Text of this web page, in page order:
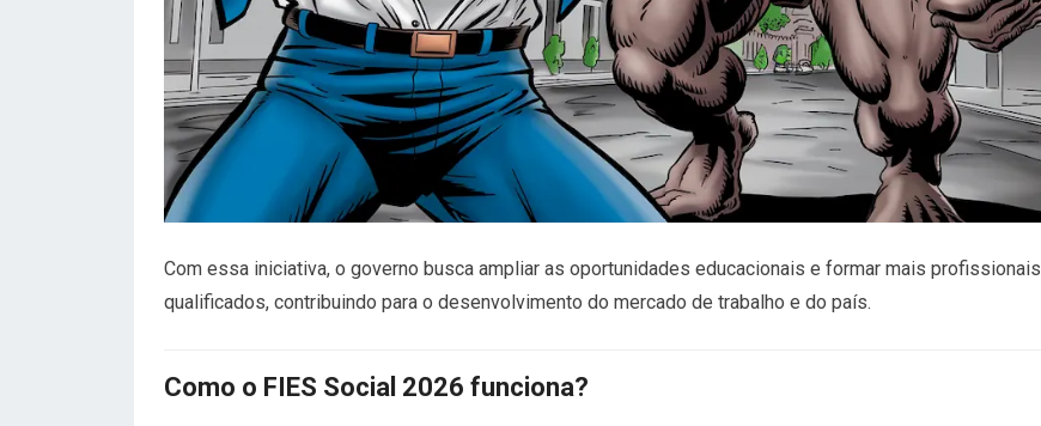
Com essa iniciativa, o governo busca ampliar as oportunidades educacionais e formar mais profissionais
qualificados, contribuindo para o desenvolvimento do mercado de trabalho e do país.
Como o FIES Social 2026 funciona?